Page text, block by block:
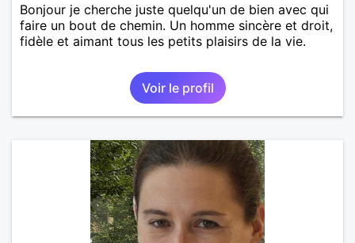
Bonjour je cherche juste quelqu'un de bien avec qui
faire un bout de chemin. Un homme sincère et droit,
fidèle et aimant tous les petits plaisirs de la vie.
Voir le profil